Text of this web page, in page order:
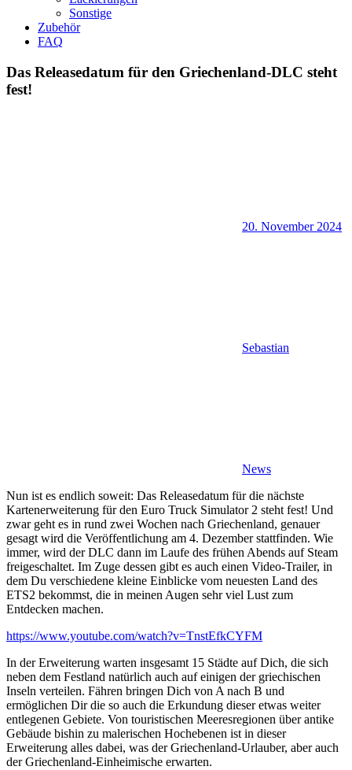
Sonstige
Zubehör
FAQ
Das Releasedatum für den Griechenland-DLC steht
fest!
20. November 2024
Sebastian
News
Nun ist es endlich soweit: Das Releasedatum für die nächste
Kartenerweiterung für den Euro Truck Simulator 2 steht fest! Und
zwar geht es in rund zwei Wochen nach Griechenland, genauer
gesagt wird die Veröffentlichung am 4. Dezember stattfinden. Wie
immer, wird der DLC dann im Laufe des frühen Abends auf Steam
freigeschaltet. Im Zuge dessen gibt es auch einen Video-Trailer, in
dem Du verschiedene kleine Einblicke vom neuesten Land des
ETS2 bekommst, die in meinen Augen sehr viel Lust zum
Entdecken machen.
https://www.youtube.com/watch?v=TnstEfkCYFM
In der Erweiterung warten insgesamt 15 Städte auf Dich, die sich
neben dem Festland natürlich auch auf einigen der griechischen
Inseln verteilen. Fähren bringen Dich von A nach B und
ermöglichen Dir die so auch die Erkundung dieser etwas weiter
entlegenen Gebiete. Von touristischen Meeresregionen über antike
Gebäude bishin zu malerischen Hochebenen ist in dieser
Erweiterung alles dabei, was der Griechenland-Urlauber, aber auch
der Griechenland-Einheimische erwarten.